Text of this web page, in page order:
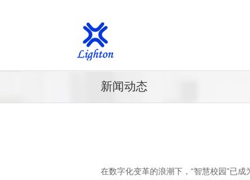
新闻动态
在数字化变革的浪潮下，“智慧校园”已